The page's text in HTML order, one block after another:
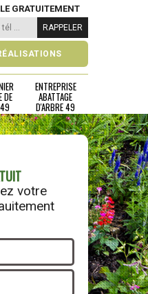
GRATUITEMENT
DE
ENTREPRISE
ABATTAGE
D'ARBRE 49
votre